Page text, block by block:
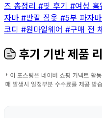
즈 총정리 #핏 후기 #여성 홈
자마 #반팔 잠옷 #5부 파자마
코디 #원마일웨어 #구매 전
후기 기반 제품